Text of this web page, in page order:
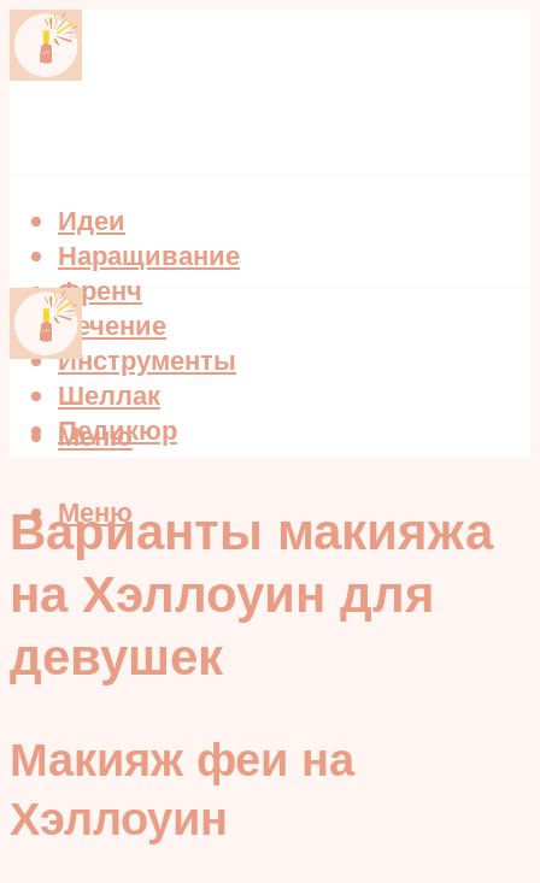
Идеи
Наращивание
Френч
Лечение
Инструменты
Шеллак
Педикюр
Меню
Меню
Варианты макияжа
на Хэллоуин для
девушек
Макияж феи на
Хэллоуин